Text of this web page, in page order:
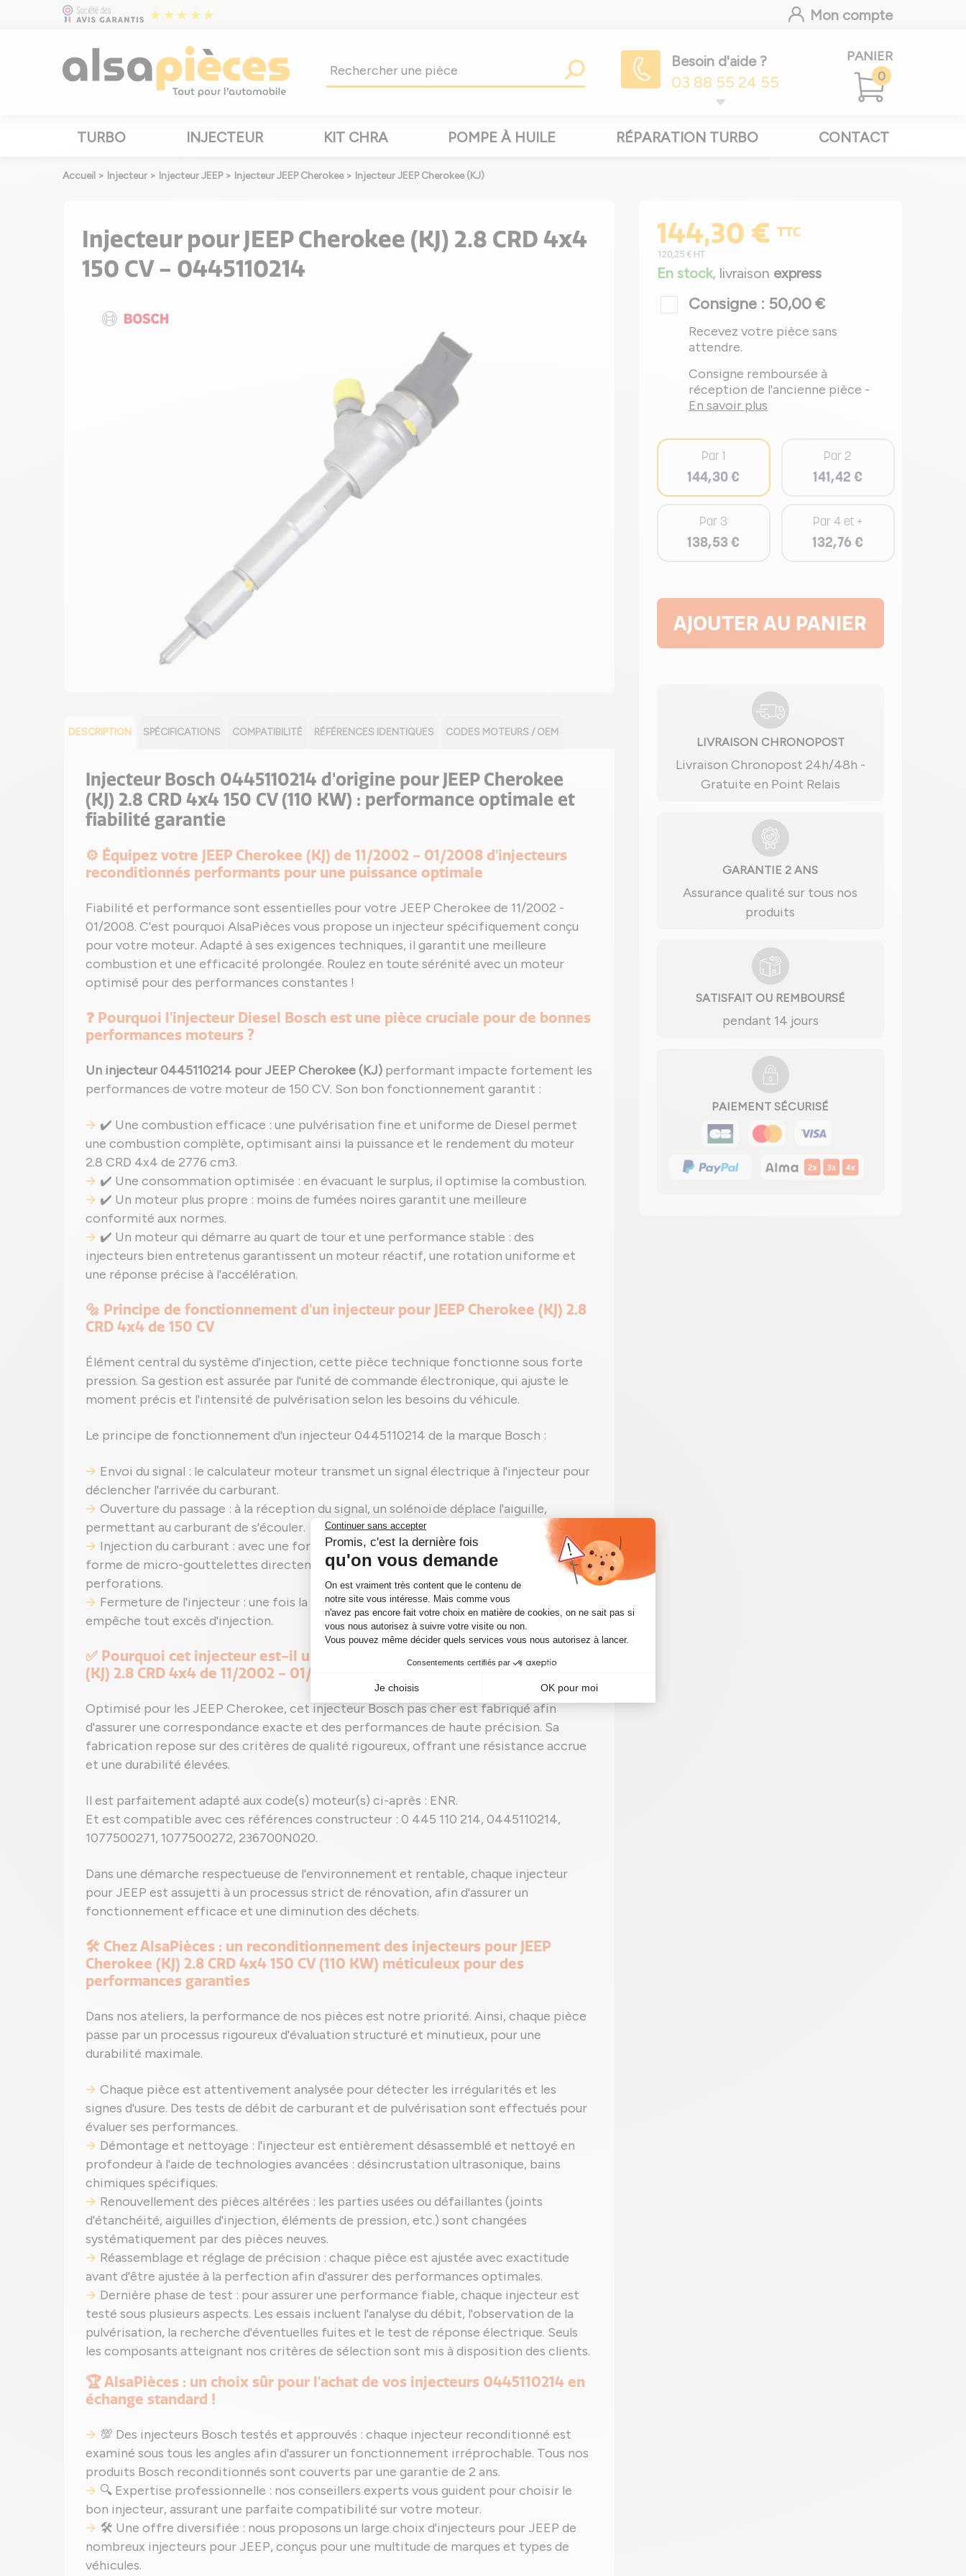
Mon compte
Besoin d'aide ?
03 88 55 24 55
PANIER
0
TURBO INJECTEUR KIT CHRA POMPE À HUILE RÉPARATION TURBO CONTACT
Accueil > Injecteur > Injecteur JEEP > Injecteur JEEP Cherokee > Injecteur JEEP Cherokee (KJ)
Injecteur pour JEEP Cherokee (KJ) 2.8 CRD 4x4
150 CV - 0445110214
DESCRIPTION SPÉCIFICATIONS COMPATIBILITÉ RÉFÉRENCES IDENTIQUES CODES MOTEURS / OEM
Injecteur Bosch 0445110214 d'origine pour JEEP Cherokee
(KJ) 2.8 CRD 4x4 150 CV (110 KW) : performance optimale et
fiabilité garantie
⚙️ Équipez votre JEEP Cherokee (KJ) de 11/2002 - 01/2008 d'injecteurs
reconditionnés performants pour une puissance optimale
Fiabilité et performance sont essentielles pour votre JEEP Cherokee de 11/2002 -
01/2008. C'est pourquoi AlsaPièces vous propose un injecteur spécifiquement conçu
pour votre moteur. Adapté à ses exigences techniques, il garantit une meilleure
combustion et une efficacité prolongée. Roulez en toute sérénité avec un moteur
optimisé pour des performances constantes !
❓ Pourquoi l'injecteur Diesel Bosch est une pièce cruciale pour de bonnes
performances moteurs ?
Un injecteur 0445110214 pour JEEP Cherokee (KJ) performant impacte fortement les
performances de votre moteur de 150 CV. Son bon fonctionnement garantit :
✔️ Une combustion efficace : une pulvérisation fine et uniforme de Diesel permet
une combustion complète, optimisant ainsi la puissance et le rendement du moteur
2.8 CRD 4x4 de 2776 cm3.
✔️ Une consommation optimisée : en évacuant le surplus, il optimise la combustion.
✔️ Un moteur plus propre : moins de fumées noires garantit une meilleure
conformité aux normes.
✔️ Un moteur qui démarre au quart de tour et une performance stable : des
injecteurs bien entretenus garantissent un moteur réactif, une rotation uniforme et
une réponse précise à l'accélération.
🔩 Principe de fonctionnement d'un injecteur pour JEEP Cherokee (KJ) 2.8
CRD 4x4 de 150 CV
Élément central du système d'injection, cette pièce technique fonctionne sous forte
pression. Sa gestion est assurée par l'unité de commande électronique, qui ajuste le
moment précis et l'intensité de pulvérisation selon les besoins du véhicule.
Le principe de fonctionnement d'un injecteur 0445110214 de la marque Bosch :
Envoi du signal : le calculateur moteur transmet un signal électrique à l'injecteur pour
déclencher l'arrivée du carburant.
Ouverture du passage : à la réception du signal, un solénoïde déplace l'aiguille,
permettant au carburant de s'écouler.
Injection du carburant : avec une force importante, le carburant est injecté sous
forme de micro-gouttelettes directement dans le moteur à travers des micro-
perforations.
Fermeture de l'injecteur : une fois la durée d'injection écoulée, l'aiguille redescend et
empêche tout excès d'injection.
✅ Pourquoi cet injecteur est-il une option idéale pour une JEEP Cherokee
(KJ) 2.8 CRD 4x4 de 11/2002 - 01/2008 ?
Optimisé pour les JEEP Cherokee, cet injecteur Bosch pas cher est fabriqué afin
d'assurer une correspondance exacte et des performances de haute précision. Sa
fabrication repose sur des critères de qualité rigoureux, offrant une résistance accrue
et une durabilité élevées.
Il est parfaitement adapté aux code(s) moteur(s) ci-après : ENR.
Et est compatible avec ces références constructeur : 0 445 110 214, 0445110214,
1077500271, 1077500272, 236700N020.
Dans une démarche respectueuse de l'environnement et rentable, chaque injecteur
pour JEEP est assujetti à un processus strict de rénovation, afin d'assurer un
fonctionnement efficace et une diminution des déchets.
🛠️ Chez AlsaPièces : un reconditionnement des injecteurs pour JEEP
Cherokee (KJ) 2.8 CRD 4x4 150 CV (110 KW) méticuleux pour des
performances garanties
Dans nos ateliers, la performance de nos pièces est notre priorité. Ainsi, chaque pièce
passe par un processus rigoureux d'évaluation structuré et minutieux, pour une
durabilité maximale.
Chaque pièce est attentivement analysée pour détecter les irrégularités et les
signes d'usure. Des tests de débit de carburant et de pulvérisation sont effectués pour
évaluer ses performances.
Démontage et nettoyage : l'injecteur est entièrement désassemblé et nettoyé en
profondeur à l'aide de technologies avancées : désincrustation ultrasonique, bains
chimiques spécifiques.
Renouvellement des pièces altérées : les parties usées ou défaillantes (joints
d'étanchéité, aiguilles d'injection, éléments de pression, etc.) sont changées
systématiquement par des pièces neuves.
Réassemblage et réglage de précision : chaque pièce est ajustée avec exactitude
avant d'être ajustée à la perfection afin d'assurer des performances optimales.
Dernière phase de test : pour assurer une performance fiable, chaque injecteur est
testé sous plusieurs aspects. Les essais incluent l'analyse du débit, l'observation de la
pulvérisation, la recherche d'éventuelles fuites et le test de réponse électrique. Seuls
les composants atteignant nos critères de sélection sont mis à disposition des clients.
🏆 AlsaPièces : un choix sûr pour l'achat de vos injecteurs 0445110214 en
échange standard !
💯 Des injecteurs Bosch testés et approuvés : chaque injecteur reconditionné est
examiné sous tous les angles afin d'assurer un fonctionnement irréprochable. Tous nos
produits Bosch reconditionnés sont couverts par une garantie de 2 ans.
🔍 Expertise professionnelle : nos conseillers experts vous guident pour choisir le
bon injecteur, assurant une parfaite compatibilité sur votre moteur.
🛠️ Une offre diversifiée : nous proposons un large choix d'injecteurs pour JEEP de
nombreux injecteurs pour JEEP, conçus pour une multitude de marques et types de
véhicules.
144,30 € TTC
120,25 € HT
En stock, livraison express
Consigne : 50,00 €
Recevez votre pièce sans
attendre.
Consigne remboursée à
réception de l'ancienne pièce -
En savoir plus
Par 1
144,30 €
Par 2
141,42 €
Par 3
138,53 €
Par 4 et +
132,76 €
AJOUTER AU PANIER
LIVRAISON CHRONOPOST
Livraison Chronopost 24h/48h -
Gratuite en Point Relais
GARANTIE 2 ANS
Assurance qualité sur tous nos
produits
SATISFAIT OU REMBOURSÉ
pendant 14 jours
PAIEMENT SÉCURISÉ